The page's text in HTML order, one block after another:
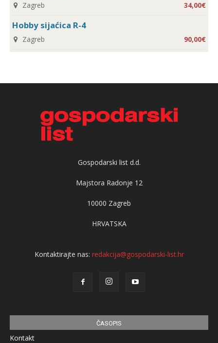
Zagreb 34,00€
Hobby sijaćica R-4
Zagreb 90,00€
Gospodarski list d.d.
Majstora Radonje 12
10000 Zagreb
HRVATSKA
Kontaktirajte nas: redakcija@gospodarski-list.hr
ČASOPIS
Kontakt